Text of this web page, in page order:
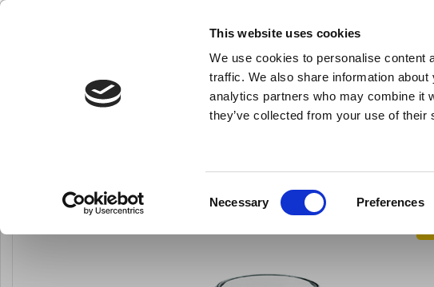
This website uses cookies
We use cookies to personalise content
traffic. We also share information
analytics partners who may combine it
they’ve collected from your use of their
Necessary Preferences
- Køkkenudstyr til professionelle og entusiaster
Køkkenredskaber Gryder &